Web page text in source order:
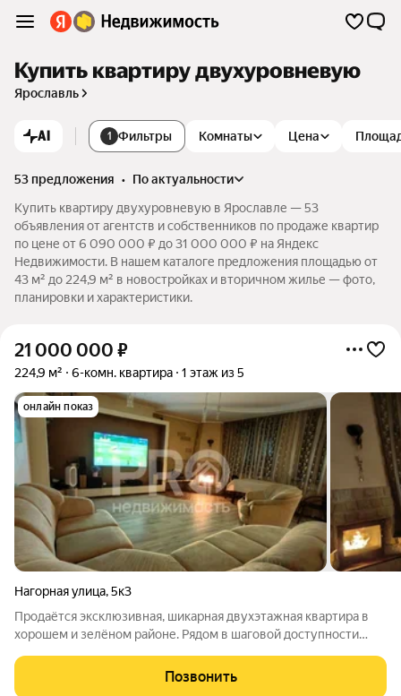
Купить квартиру двухуровневую
Ярославль
AI 1 Фильтры Комнаты Цена
53 предложения •
по актуальности
Купить квартиру двухуровневую в Ярославле — 53
объявления от агентств и собственников по продаже квартир
по цене от 6 090 000 ₽ до 31 000 000 ₽ на Яндекс
Недвижимости. В нашем каталоге предложения площадью от
43 м² до 224,9 м² в новостройках и вторичном жилье — фото,
планировки и характеристики.
21 000 000 ₽
224,9 м² 6-комн. квартира 1 этаж из 5
онлайн показ
Нагорная улица,5к3
Продаётся эксклюзивная, шикарная двухэтажная квартира в
хорошем и зелёном районе. Рядом в шаговой доступности
исторического центра Ярославля можно доехать за 5 минут.
Вблизи расположены парки и
Позвонить